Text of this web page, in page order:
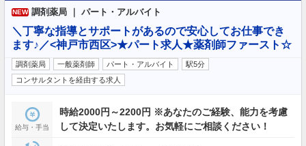
NEW 調剤薬局 ｜ パート・アルバイト
＼丁寧な指導とサポートがあるので安心してお仕事でき
ます♪／<神戸市西区>★パート求人★薬剤師ファースト☆
調剤薬局 一般薬剤師 パート・アルバイト
駅5分
コンサルタントを経由する求人
給与・手当
時給2000円～2200円 ※あなたのご経験、能力を考慮
して決定いたします。お気軽にご相談ください！